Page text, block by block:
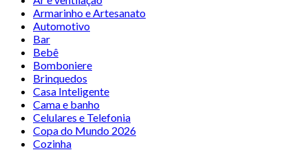
Armarinho e Artesanato
Automotivo
Bar
Bebê
Bomboniere
Brinquedos
Casa Inteligente
Cama e banho
Celulares e Telefonia
Copa do Mundo 2026
Cozinha